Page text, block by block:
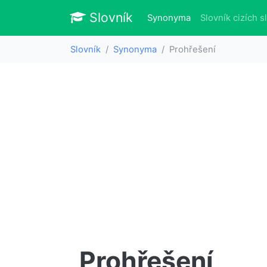
Slovník Slovník
Synonyma(aktuálně)
Slovník cizích
Slovník Synonyma Prohřešení
Prohřešení